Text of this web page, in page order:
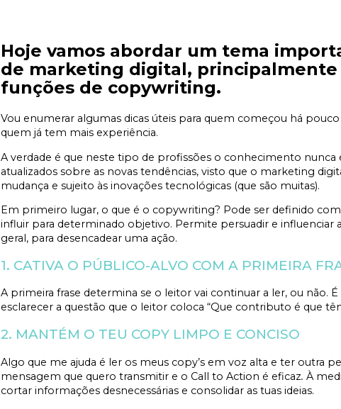
Hoje vamos abordar um tema
de marketing digital, principalmente
funções de copywriting.
Vou enumerar algumas dicas úteis para quem começou há
quem já tem mais experiência.
A verdade é que neste tipo de profissões o conhecimento
atualizados sobre as novas tendências, visto que o marketing
mudança e sujeito às inovações tecnológicas (que são muitas).
Em primeiro lugar, o que é o copywriting? Pode ser definido
influir para determinado objetivo. Permite persuadir e influenciar
geral, para desencadear uma ação.
1. CATIVA O PÚBLICO-ALVO COM A PRIMEIRA
A primeira frase determina se o leitor vai continuar a ler, ou não.
esclarecer a questão que o leitor coloca “Que contributo é que
2. MANTÉM O TEU COPY LIMPO E CONCISO
Algo que me ajuda é ler os meus copy’s em voz alta e ter outra
mensagem que quero transmitir e o Call to Action é eficaz.À
cortar informações desnecessárias e consolidar as tuas ideias.